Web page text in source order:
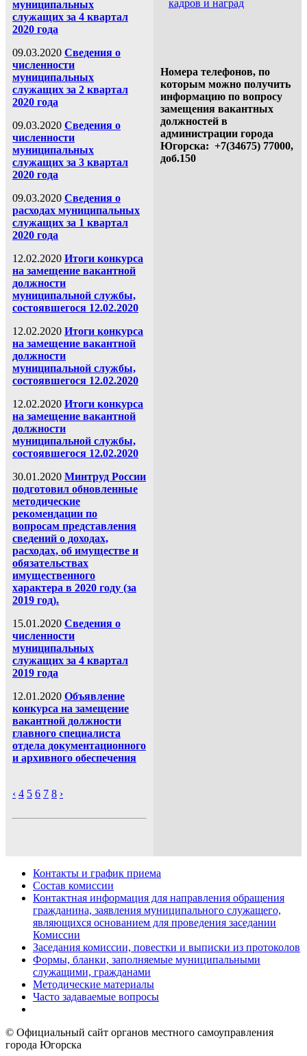
муниципальных
служащих за 4 квартал
2020 года
09.03.2020 Сведения о
численности
муниципальных
служащих за 2 квартал
2020 года
09.03.2020 Сведения о
численности
муниципальных
служащих за 3 квартал
2020 года
09.03.2020 Сведения о
расходах муниципальных
служащих за 1 квартал
2020 года
12.02.2020 Итоги конкурса
на замещение вакантной
должности
муниципальной службы,
состоявшегося 12.02.2020
12.02.2020 Итоги конкурса
на замещение вакантной
должности
муниципальной службы,
состоявшегося 12.02.2020
12.02.2020 Итоги конкурса
на замещение вакантной
должности
муниципальной службы,
состоявшегося 12.02.2020
30.01.2020 Минтруд России
подготовил обновленные
методические
рекомендации по
вопросам представления
сведений о доходах,
расходах, об имуществе и
обязательствах
имущественного
характера в 2020 году (за
2019 год).
15.01.2020 Сведения о
численности
муниципальных
служащих за 4 квартал
2019 года
12.01.2020 Объявление
конкурса на замещение
вакантной должности
главного специалиста
отдела документационного
и архивного обеспечения
‹ 4 5 6 7 8 ›
кадров и наград
Номера телефонов, по
которым можно получить
информацию по вопросу
замещения вакантных
должностей в
администрации города
Югорска: +7(34675) 77000,
доб.150
Контакты и график приема
Состав комиссии
Контактная информация для направления обращения
гражданина, заявления муниципального служащего,
являющихся основанием для проведения заседании
Комиссии
Заседания комиссии, повестки и выписки из протоколов
Формы, бланки, заполняемые муниципальными
служащими, гражданами
Методические материалы
Часто задаваемые вопросы
© Официальный сайт органов местного самоуправления
города Югорска